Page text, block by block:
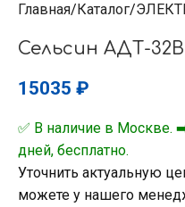
Главная Каталог
Сельсин АДТ-
15035 ₽
✅ В наличие в Москве.
дней, бесплатно.
Уточнить актуальную
можете у нашего